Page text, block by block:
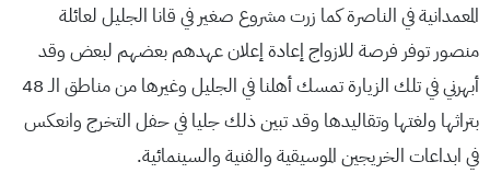
المعمدانية في الناصرة كما زرت مشروع صغير في قانا الجليل لعائلة
منصور توفر فرصة للازواج إعادة إعلان عهدهم بعضهم لبعض وقد
أبهرني في تلك الزيارة تمسك أهلنا في الجليل وغيرها من مناطق الـ 48
بتراثها ولغتها وتقاليدها وقد تبين ذلك جليا في حفل التخرج وانعكس
في ابداعات الخريجين الموسيقية والفنية والسينمائية.